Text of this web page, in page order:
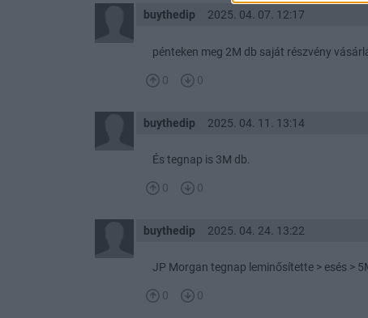
buythedip 2025. 04. 07. 12:17
pénteken meg 2M db saját részvény
0 0
buythedip 2025. 04. 11. 13:14
És tegnap is 3M db.
0 0
buythedip 2025. 04. 24. 13:22
JP Morgan tegnap leminősítette > esés >
0 0